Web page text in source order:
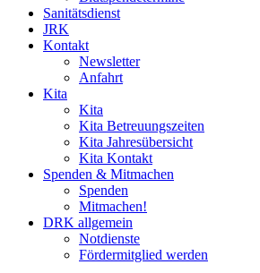
Sanitätsdienst
JRK
Kontakt
Newsletter
Anfahrt
Kita
Kita
Kita Betreuungszeiten
Kita Jahresübersicht
Kita Kontakt
Spenden & Mitmachen
Spenden
Mitmachen!
DRK allgemein
Notdienste
Fördermitglied werden